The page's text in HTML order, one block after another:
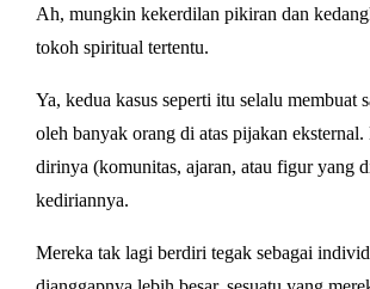
Ah, mungkin kekerdilan pikiran dan
tokoh spiritual tertentu.
Ya, kedua kasus seperti itu selalu
oleh banyak orang di atas pijakan
dirinya (komunitas, ajaran, atau figur yang
kediriannya.
Mereka tak lagi berdiri tegak sebagai